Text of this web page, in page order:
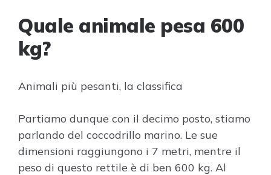
Quale animale pesa 600
kg?
Animali più pesanti, la classifica
Partiamo dunque con il decimo posto, stiamo
parlando del coccodrillo marino. Le sue
dimensioni raggiungono i 7 metri, mentre il
peso di questo rettile è di ben 600 kg. Al